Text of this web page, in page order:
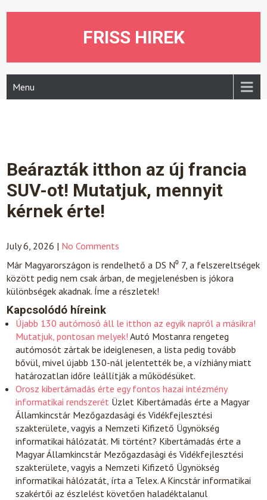
FRISS HIREK
Menu
Beárazták itthon az új francia
SUV-ot! Mutatjuk, mennyit
kérnek érte!
July 6, 2026 | No Comments
Már Magyarországon is rendelhető a DS N⁰ 7, a felszereltségek
között pedig nem csak árban, de megjelenésben is jókora
különbségek akadnak. Íme a részletek!
Kapcsolódó híreink
Újabb 130 autómosó áll le itthon az egyik napról a másikra!
Mutatjuk, pontosan melyek! Autó Mostanra rengeteg
autómosót zártak be ideiglenesen, a lista pedig tovább
bővül, mivel újabb 130-nál jelentették be, a vízhiány miatt
határozatlan időre leállítják a működésüket.
Orosz kibertámadás érte egy fontos hazai intézmény
informatikai rendszerét Üzlet Kibertámadás érte a Magyar
Államkincstár Mezőgazdasági és Vidékfejlesztési
szakterülete, vagyis a Nemzeti Kifizető Ügynökség
informatikai hálózatát. Mi történt? Kibertámadás érte a
Magyar Államkincstár Mezőgazdasági és Vidékfejlesztési
szakterülete, vagyis a Nemzeti Kifizető Ügynökség
informatikai hálózatát, írta a Telex. A Kincstár informatikai
szakértői az észlelést követően haladéktalanul